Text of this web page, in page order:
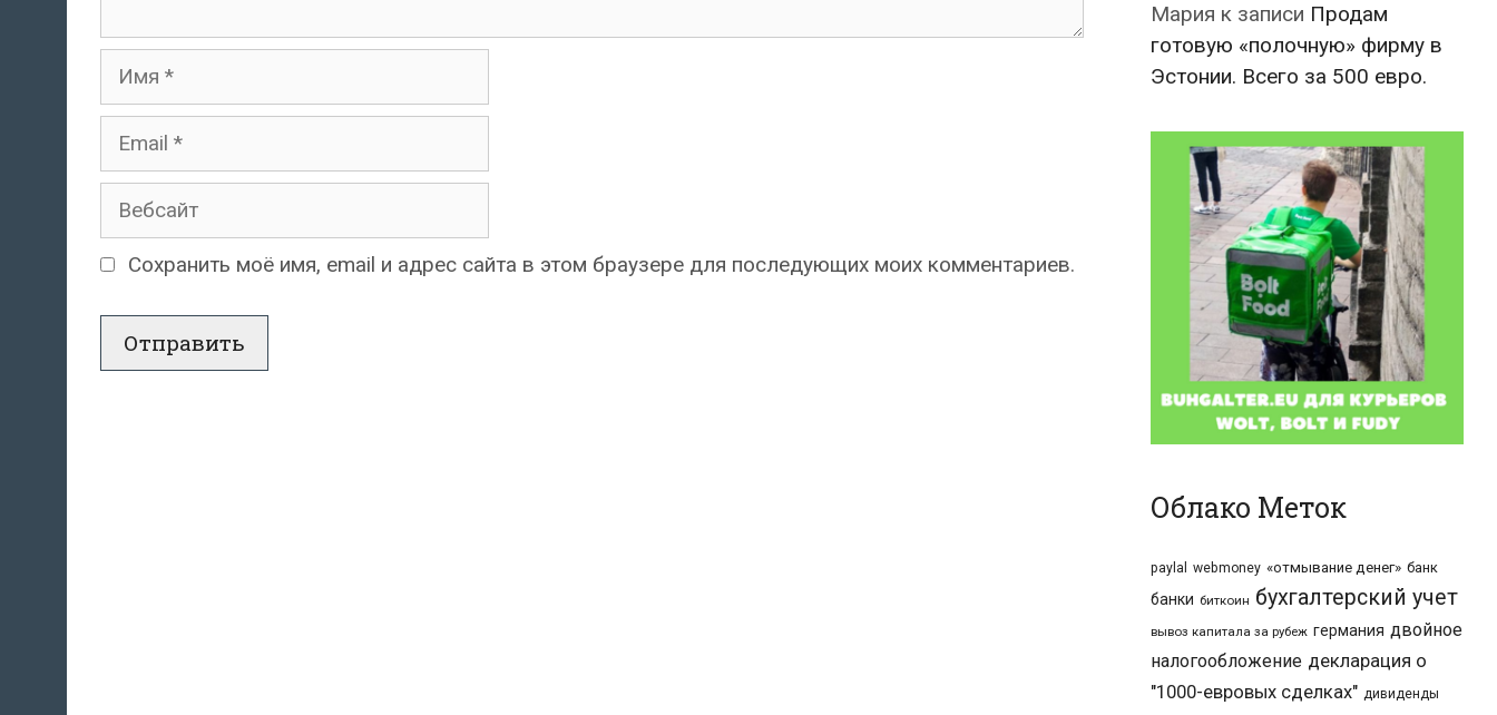
Имя
Email
Вебсайт
Сохранить моё имя, email и адрес сайта в этом браузере для последующих моих комментариев.
Мария к записи Продам
готовую «полочную» фирму в
Эстонии. Всего за 500 евро.
Облако Меток
paylal webmoney «отмывание денег» банк
банки биткоин бухгалтерский учет
вывоз капитала за рубеж германия двойное
налогообложение декларация о
"1000-евровых сделках" дивиденды